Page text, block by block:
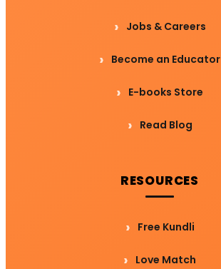
Jobs & Careers
Become an Educator
E-books Store
Read Blog
RESOURCES
Free Kundli
Love Match